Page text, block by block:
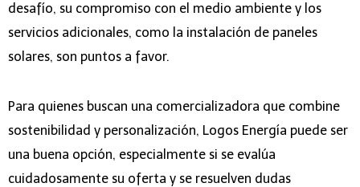
desafío, su compromiso con el medio ambiente y los
servicios adicionales, como la instalación de paneles
solares, son puntos a favor.
Para quienes buscan una comercializadora que combine
sostenibilidad y personalización, Logos Energía puede ser
una buena opción, especialmente si se evalúa
cuidadosamente su oferta y se resuelven dudas